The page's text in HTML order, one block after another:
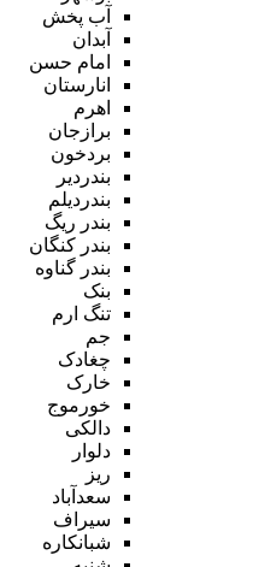
آب پخش
آبدان
امام حسن
انارستان
اهرم
برازجان
بردخون
بندردیر
بندردیلم
بندر ریگ
بندر کنگان
بندر گناوه
بنک
تنگ ارم
جم
چغادک
خارک
خورموج
دالکی
دلوار
ریز
سعدآباد
سیراف
شبانکاره